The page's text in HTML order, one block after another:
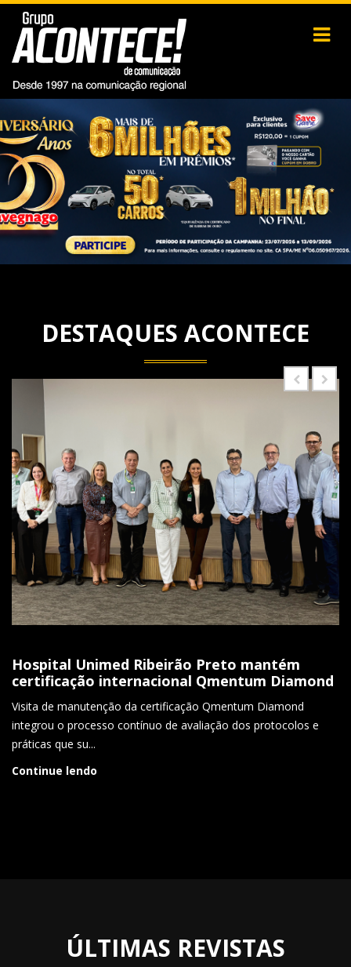
DESTAQUES ACONTECE
Hospital Unimed Ribeirão Preto mantém
certificação internacional Qmentum Diamond
Visita de manutenção da certificação Qmentum Diamond
integrou o processo contínuo de avaliação dos protocolos e
práticas que su...
Continue lendo
ÚLTIMAS REVISTAS